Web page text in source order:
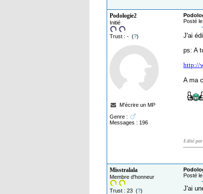
Podologie2
Initié
Trust : - (?)
M'écrire un MP
Genre :
Messages : 196
Posté
J'ai
ps: A
http://
A ma
Edité
Misstralala
Membre d'honneur
Trust : 23 (?)
Posté
J'ai